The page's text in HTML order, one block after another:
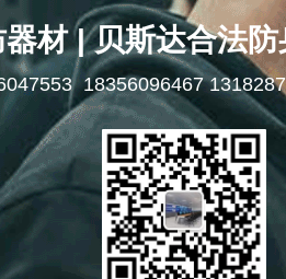
材 | 贝斯达合法防
18356096467